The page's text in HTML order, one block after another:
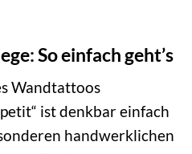
So einfach geht’s
Wandtattoos
ist denkbar einfach
handwerklichen